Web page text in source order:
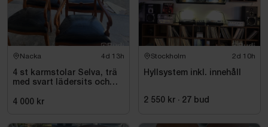
Nacka 4d 13h
4 st karmstolar Selva, trä
med svart lädersits och
4 000 kr
Stockholm 2d 10h
Hyllsystem inkl. innehåll
2 550 kr · 27 bud